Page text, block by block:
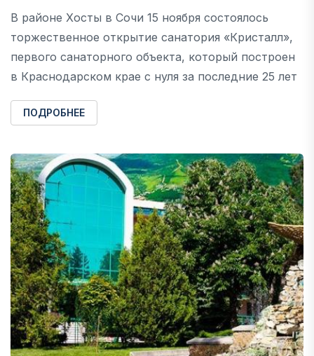
В районе Хосты в Сочи 15 ноября состоялось
торжественное открытие санатория «Кристалл»,
первого санаторного объекта, который построен
в Краснодарском крае с нуля за последние 25 лет
ПОДРОБНЕЕ